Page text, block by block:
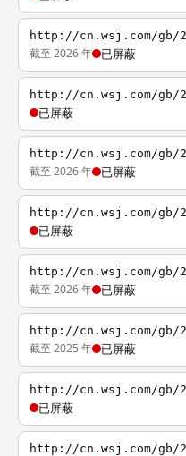
http://cn.wsj.com/gb/
截至 2026 年 已屏蔽
http://cn.wsj.com/gb/
已屏蔽
http://cn.wsj.com/gb/
截至 2026 年 已屏蔽
http://cn.wsj.com/gb/
已屏蔽
http://cn.wsj.com/gb/
截至 2026 年 已屏蔽
http://cn.wsj.com/gb/
截至 2025 年 已屏蔽
http://cn.wsj.com/gb/
已屏蔽
http://cn.wsj.com/gb/